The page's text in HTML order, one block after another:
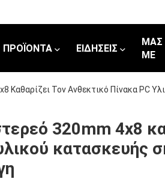
ΠΡΟΪΌΝΤΑ ΕΙΔΉΣΕΙΣ
ΜΑΣ
ΜΕ
Καθαρίζει Τον Ανθεκτικό Πίνακα PC
320mm 4x8
κατασκευής